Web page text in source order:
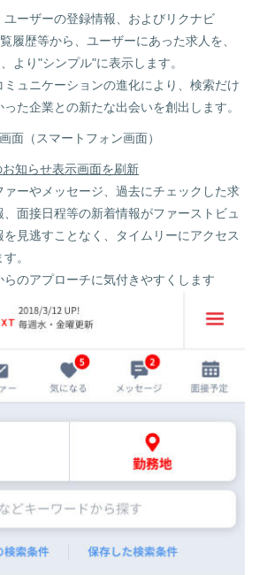
ユーザーの登録情報、およびリクナビ
履歴等から、ユーザーにあった求人を、
より"シンプル"に表示します。
ュニケーションの進化により、検索だけ
た企業との新たな出会いを創出します。
面（スマートフォン画面）
知らせ表示画面を刷新
ーやメッセージ、過去にチェックした求
、面接日程等の新着情報がファーストビュ
を見逃すことなく、タイムリーにアクセス
。
のアプローチに気付きやすくします